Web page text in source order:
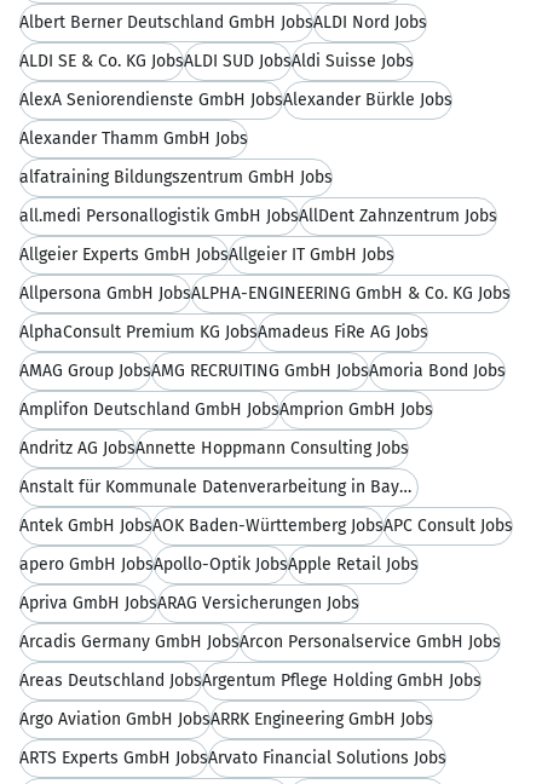
Albert Berner Deutschland GmbH JobsALDI Nord Jobs
ALDI SE & Co. KG JobsALDI SÜD JobsAldi Suisse Jobs
AlexA Seniorendienste GmbH JobsAlexander Bürkle Jobs
Alexander Thamm GmbH Jobs
alfatraining Bildungszentrum GmbH Jobs
all.medi Personallogistik GmbH JobsAllDent Zahnzentrum Jobs
Allgeier Experts GmbH JobsAllgeier IT GmbH Jobs
Allpersona GmbH JobsALPHA-ENGINEERING GmbH & Co. KG Jobs
AlphaConsult Premium KG JobsAmadeus FiRe AG Jobs
AMAG Group JobsAMG RECRUITING GmbH JobsAmoria Bond Jobs
Amplifon Deutschland GmbH JobsAmprion GmbH Jobs
Andritz AG JobsAnnette Hoppmann Consulting Jobs
Anstalt für Kommunale Datenverarbeitung in Bayern (AKDB) Jobs
Antek GmbH JobsAOK Baden-Württemberg JobsAPC Consult Jobs
apero GmbH JobsApollo-Optik JobsApple Retail Jobs
Apriva GmbH JobsARAG Versicherungen Jobs
Arcadis Germany GmbH JobsArcon Personalservice GmbH Jobs
Areas Deutschland JobsArgentum Pflege Holding GmbH Jobs
Argo Aviation GmbH JobsARRK Engineering GmbH Jobs
ARTS Experts GmbH JobsArvato Financial Solutions Jobs